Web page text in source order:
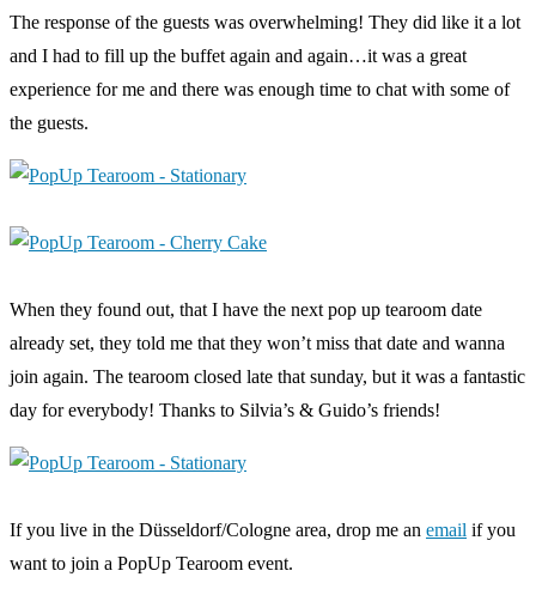
The response of the guests was overwhelming! They did like it a lot
and I had to fill up the buffet again and again…it was a great
experience for me and there was enough time to chat with some of
the guests.
When they found out, that I have the next pop up tearoom date
already set, they told me that they won’t miss that date and wanna
join again. The tearoom closed late that sunday, but it was a fantastic
day for everybody! Thanks to Silvia’s & Guido’s friends!
If you live in the Düsseldorf/Cologne area, drop me an email if you
want to join a PopUp Tearoom event.